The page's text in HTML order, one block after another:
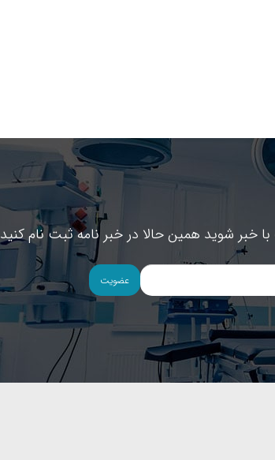
خبر شوید همین حالا در خبر نامه ثبت نام کنید
عضویت